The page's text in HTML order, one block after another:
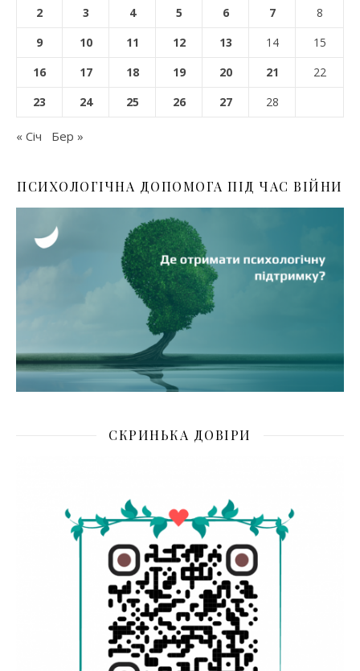
2
3 4 5 6 7
8
9
10 11 12 13 14
15
16
17 18 19 20 21
22
23
24 25 26 27 28
« Січ Бер »
ПСИХОЛОГІЧНА ДОПОМОГА ПІД ЧАС ВІЙНИ
СКРИНЬКА ДОВІРИ